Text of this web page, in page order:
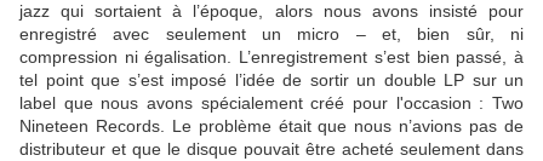
jazz qui sortaient à l’époque, alors nous avons insisté pour
enregistré avec seulement un micro – et, bien sûr, ni
compression ni égalisation. L’enregistrement s’est bien passé, à
tel point que s’est imposé l’idée de sortir un double LP sur un
label que nous avons spécialement créé pour l'occasion : Two
Nineteen Records. Le problème était que nous n’avions pas de
distributeur et que le disque pouvait être acheté seulement dans